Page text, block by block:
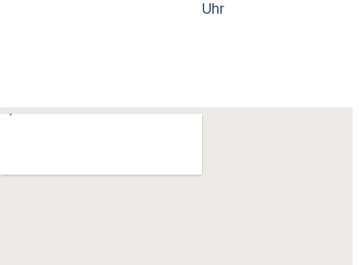
Uhr